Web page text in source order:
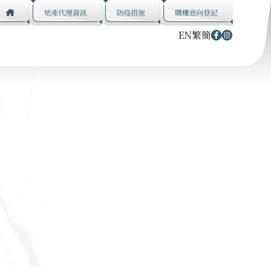
地產代理資訊 防疫措施 購樓意向登記
EN繁簡